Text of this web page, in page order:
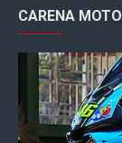
CARENA